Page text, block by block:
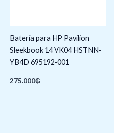
Batería para HP Pavilion
Sleekbook 14 VK04 HSTNN-
YB4D 695192-001
275.000₲